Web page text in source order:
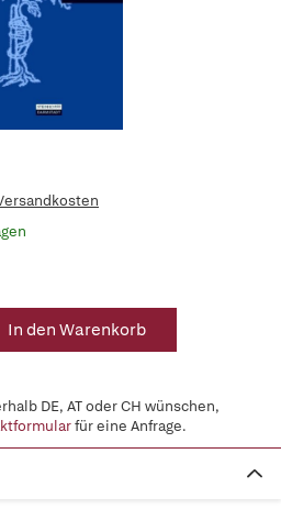
In den Warenkorb
DE, AT oder CH wünschen,
für eine Anfrage.